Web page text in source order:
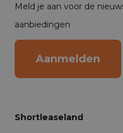
Meld je aan voor de
aanbiedingen
Aanmelden
Shortleaseland